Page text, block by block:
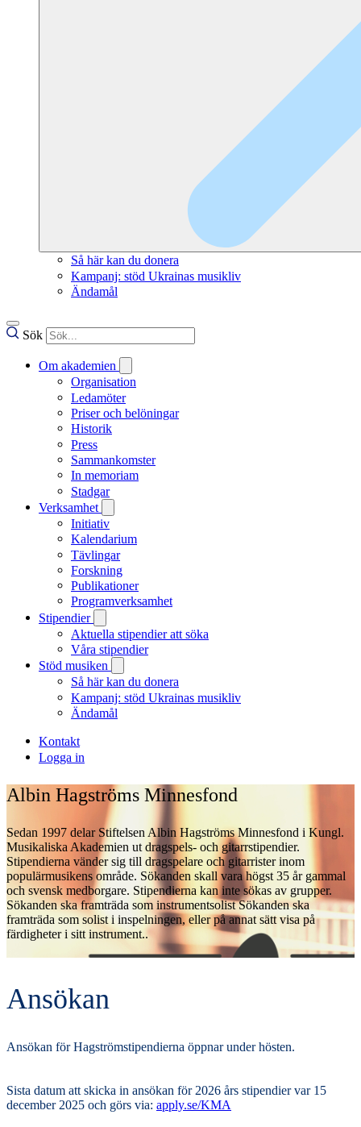
Så här kan du donera
Kampanj: stöd Ukrainas musikliv
Ändamål
Sök
Om akademien
Organisation
Ledamöter
Priser och belöningar
Historik
Press
Sammankomster
In memoriam
Stadgar
Verksamhet
Initiativ
Kalendarium
Tävlingar
Forskning
Publikationer
Programverksamhet
Stipendier
Aktuella stipendier att söka
Våra stipendier
Stöd musiken
Så här kan du donera
Kampanj: stöd Ukrainas musikliv
Ändamål
Kontakt
Logga in
Albin Hagströms Minnesfond
Sedan 1997 delar Stiftelsen Albin Hagströms Minnesfond i Kungl.
Musikaliska Akademien ut dragspels- och gitarrstipendier.
Stipendierna vänder sig till dragspelare och gitarrister inom
populärmusikens område. Sökanden skall vara högst 35 år gammal
och svensk medborgare. Stipendierna kan inte sökas av grupper.
Sökanden ska framträda som instrumentsolist Sökanden ska
framträda som solist i inspelningen, eller på annat sätt visa på
färdigheter i sitt instrument..
Ansökan
Ansökan för Hagströmstipendierna öppnar under hösten.
Sista datum att skicka in ansökan för 2026 års stipendier var 15
december 2025 och görs via: apply.se/KMA